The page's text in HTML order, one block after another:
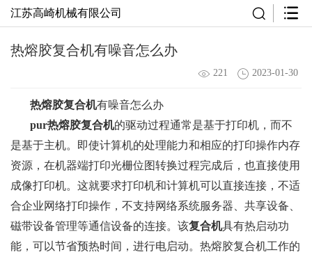
江苏高崎机械有限公司
热熔胶复合机有噪音怎么办
221 2023-01-30
热熔胶复合机有噪音怎么办
pur热熔胶复合机的驱动过程通常是基于打印机，而不
是基于主机。即使计算机的处理能力和相应的打印操作内存
资源，在机器端打印光栅位图转换过程完成后，也直接使用
成像打印机。这就要求打印机和计算机可以直接连接，不适
合企业网络打印操作，不支持网络系统服务器、共享设备、
磁带设备管理等通信设备的连接。该复合机具有热启动功
能，可以节省预热时间，进行电启动。热熔胶复合机工作的